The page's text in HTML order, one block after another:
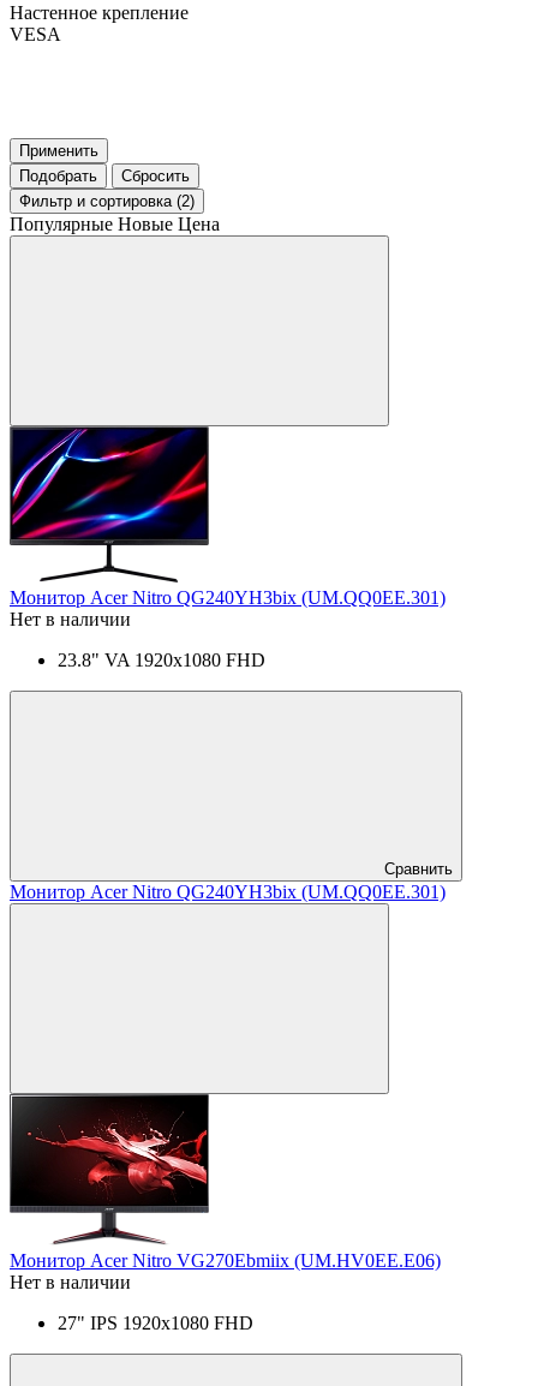
Настенное крепление
VESA
Применить
Подобрать
Сбросить
Фильтр и сортировка (2)
Популярные Новые Цена
Монитор Acer Nitro QG240YH3bix (UM.QQ0EE.301)
Нет в наличии
23.8" VA 1920x1080 FHD
Сравнить
Монитор Acer Nitro QG240YH3bix (UM.QQ0EE.301)
Монитор Acer Nitro VG270Ebmiix (UM.HV0EE.E06)
Нет в наличии
27" IPS 1920x1080 FHD